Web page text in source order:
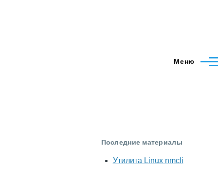
Меню
Последние материалы
Утилита Linux nmcli